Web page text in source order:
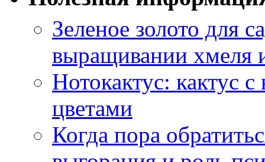
Зеленое золото для
выращивании хмеля
Нотокактус: кактус
цветами
Когда пора